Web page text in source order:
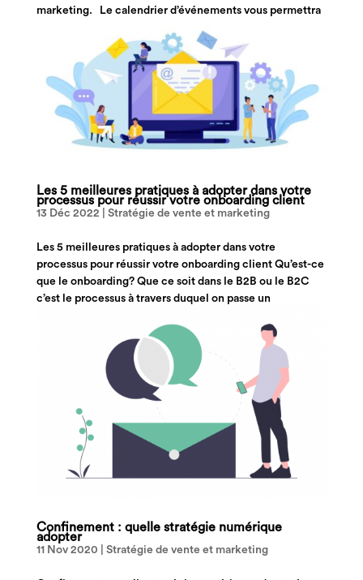
marketing. Le calendrier d’événements vous permettra
Les 5 meilleures pratiques à adopter dans votre
processus pour réussir votre onboarding client
13 Déc 2022 Stratégie de vente et marketing
Les 5 meilleures pratiques à adopter dans votre
processus pour réussir votre onboarding client Qu’est-ce
que le onboarding? Que ce soit dans le B2B ou le B2C
c’est le processus à travers duquel on passe un
Confinement : quelle stratégie numérique
adopter
11 Nov 2020 Stratégie de vente et marketing